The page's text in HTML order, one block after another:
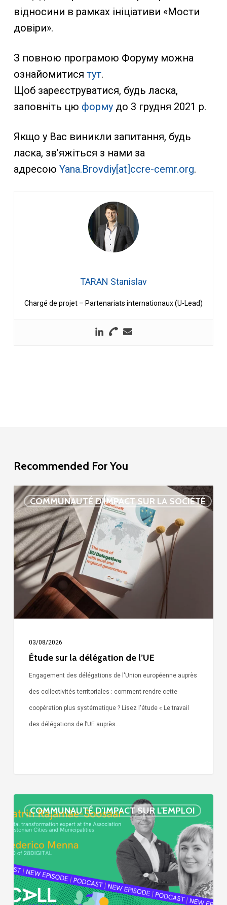
відносини в рамках ініціативи «Мости
довіри».
З повною програмою Форуму можна
ознайомитися тут.
Щоб зареєструватися, будь ласка,
заповніть цю формудо 3 грудня 2021 р.
Якщо у Вас виникли запитання, будь
ласка, зв’яжіться з нами за
адресою Yana.Brovdiy[at]ccre-cemr.org.
TARAN Stanislav
Chargé de projet – Partenariats internationaux (U-Lead)
Recommended For You
COMMUNAUTÉ D'IMPACT SUR LA SOCIÉTÉ
Étude
sur
la
délégation
de
l’UE
03/08/2026
Étude sur la délégation de l’UE
Engagement des délégations de l'Union européenne auprès
des collectivités territoriales : comment rendre cette
coopération plus systématique ? Lisez l'étude « Le travail
des délégations de l’UE auprès…
COMMUNAUTÉ D'IMPACT SUR L'EMPLOI
Simone »
épisode
:
villes
et
numérisation